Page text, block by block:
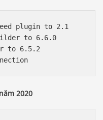
plugin to 2.1
to 6.6.0
to 6.5.2
2020